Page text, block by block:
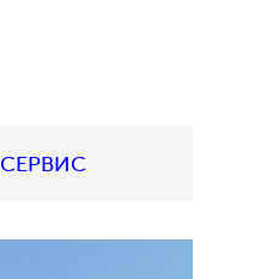
СЕРВИС